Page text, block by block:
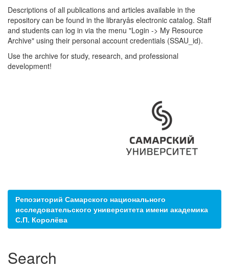
Descriptions of all publications and articles available in the
repository can be found in the libraryâs electronic catalog. Staff
and students can log in via the menu "Login -> My Resource
Archive" using their personal account credentials (SSAU_id).
Use the archive for study, research, and professional
development!
Репозиторий Самарского национального
исследовательского университета имени академика
С.П. Королёва
Search